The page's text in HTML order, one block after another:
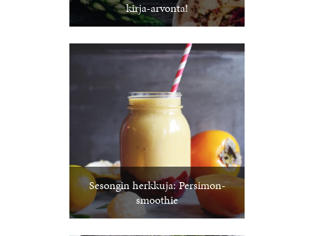
kirja-arvonta!
Sesongin herkkuja: Persimon-
smoothie